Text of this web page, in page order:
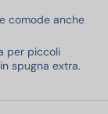
comode anche
per piccoli
spugna extra.